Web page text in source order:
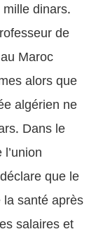
dinars.
de
Maroc
alors que
algérien ne
Dans le
que le
santé après
salaires et